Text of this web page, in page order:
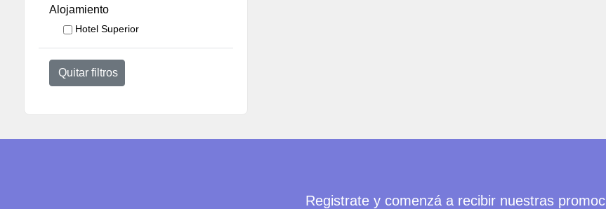
Alojamiento
Hotel Superior
Quitar filtros
Registrate y comenzá a recibir nuestras